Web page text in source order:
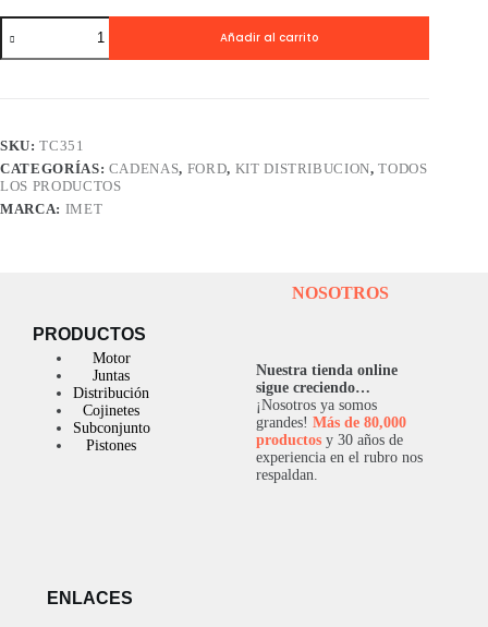
Cadenas
Distribucion
IMET
Añadir al carrito
SKU:TC351
CATEGORÍAS: CADENAS, FORD, KIT DISTRIBUCION,TODOS
LOS PRODUCTOS
MARCA: IMET
PRODUCTOS
Motor
Juntas
Distribución
Cojinetes
Subconjunto
Pistones
NOSOTROS
Nuestra tienda online
sigue creciendo…
¡Nosotros ya somos
grandes!Más de 80,000
productos y 30 años de
experiencia en el rubro nos
respaldan.
ENLACES